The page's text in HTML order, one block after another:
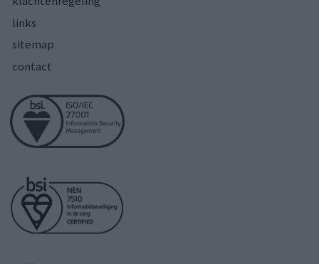
links
sitemap
contact